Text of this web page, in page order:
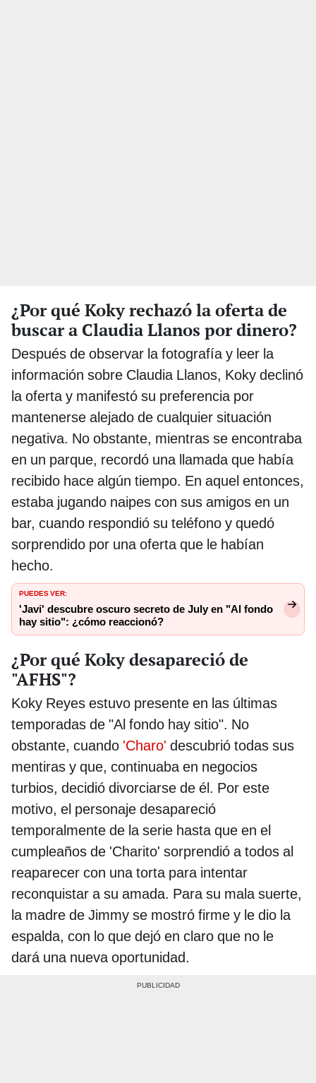
¿Por qué Koky rechazó la oferta de
buscar a Claudia Llanos por dinero?
Después de observar la fotografía y leer la
información sobre Claudia Llanos, Koky declinó
la oferta y manifestó su preferencia por
mantenerse alejado de cualquier situación
negativa. No obstante, mientras se encontraba
en un parque, recordó una llamada que había
recibido hace algún tiempo. En aquel entonces,
estaba jugando naipes con sus amigos en un
bar, cuando respondió su teléfono y quedó
sorprendido por una oferta que le habían
hecho.
PUEDES VER:
'Javi' descubre oscuro secreto de July en "Al fondo
hay sitio": ¿cómo reaccionó?
¿Por qué Koky desapareció de
"AFHS"?
Koky Reyes estuvo presente en las últimas
temporadas de "Al fondo hay sitio". No
obstante, cuando 'Charo' descubrió todas sus
mentiras y que, continuaba en negocios
turbios, decidió divorciarse de él. Por este
motivo, el personaje desapareció
temporalmente de la serie hasta que en el
cumpleaños de 'Charito' sorprendió a todos al
reaparecer con una torta para intentar
reconquistar a su amada. Para su mala suerte,
la madre de Jimmy se mostró firme y le dio la
espalda, con lo que dejó en claro que no le
dará una nueva oportunidad.